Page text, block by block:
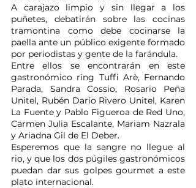
A carajazo limpio y sin llegar a los
puñetes, debatirán sobre las cocinas
tramontina como debe cocinarse la
paella ante un público exigente formado
por periodistas y gente de la farándula.
Entre ellos se encontrarán en este
gastronómico ring Tuffi Arè, Fernando
Parada, Sandra Cossio, Rosario Peña
Unitel, Rubén Darío Rivero Unitel, Karen
La Fuente y Pablo Figueroa de Red Uno,
Carmen Julia Escalante, Mariam Nazrala
y Ariadna Gil de El Deber.
Esperemos que la sangre no llegue al
rio, y que los dos púgiles gastronómicos
puedan dar sus golpes gourmet a este
plato internacional.